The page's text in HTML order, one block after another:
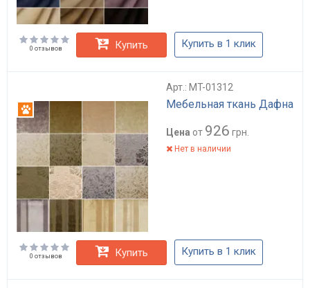
0 отзывов Купить Купить в 1 клик
Арт.: MT-01312
Мебельная ткань Дафна
Антикоготь
Цена от 926 грн.
Нет в наличии
0 отзывов Купить Купить в 1 клик